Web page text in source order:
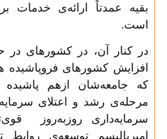
بقیه عمدتاً ارائه‌ی خدمات
است.
در کنار آن، در کشورهای در
افزایش کشورهای فروپاشیده
که جامعه‌شان ازهم
مرحله‌ی رشد و اعتلای
سرمایه‌داری روزبه‌روز
امپریالیسم توسعه‌ی روابط